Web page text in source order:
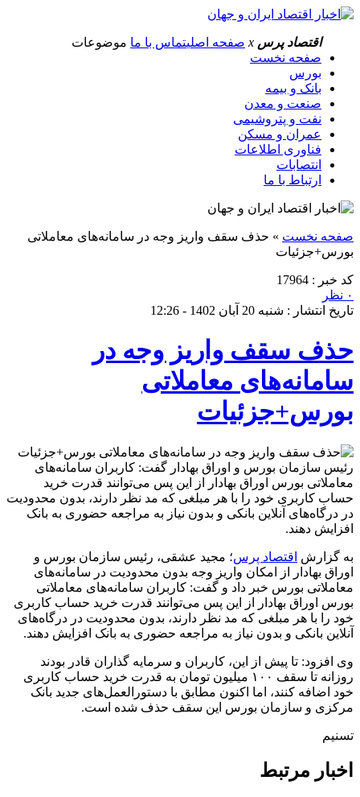
اقتصاد پرس x صفحه اصلیتماس با ما موضوعات
صفحه نخست
بورس
بانک و بیمه
صنعت و معدن
نفت و پتروشیمی
عمران و مسکن
فناوری اطلاعات
انتصابات
ارتباط با ما
صفحه نخست » حذف سقف واریز وجه در سامانه‌های معاملاتی
بورس+جزئیات
کد خبر : 17964
۰ نظر
تاریخ انتشار : شنبه 20 آبان 1402 - 12:26
حذف سقف واریز وجه در
سامانه‌های معاملاتی
بورس+جزئیات
رئیس سازمان بورس و اوراق بهادار گفت: کاربران سامانه‌های
معاملاتی بورس اوراق بهادار از این پس می‌توانند قدرت خرید
حساب کاربری خود را با هر مبلغی که مد نظر دارند، بدون محدودیت
در درگاه‌های آنلاین بانکی و بدون نیاز به مراجعه حضوری به بانک
افزایش دهند.
به گزارش اقتصاد پرس؛ مجید عشقی، رئیس سازمان بورس و
اوراق بهادار از امکان واریز وجه بدون محدودیت در سامانه‌های
معاملاتی بورس خبر داد و گفت: کاربران سامانه‌های معاملاتی
بورس اوراق بهادار از این پس می‌توانند قدرت خرید حساب کاربری
خود را با هر مبلغی که مد نظر دارند، بدون محدودیت در درگاه‌های
آنلاین بانکی و بدون نیاز به مراجعه حضوری به بانک افزایش دهند.
وی افزود: تا پیش از این، کاربران و سرمایه گذاران قادر بودند
روزانه تا سقف ۱۰۰ میلیون تومان به قدرت خرید حساب کاربری
خود اضافه کنند، اما اکنون مطابق با دستورالعمل‌های جدید بانک
مرکزی و سازمان بورس این سقف حذف شده است.
تسنیم
اخبار مرتبط